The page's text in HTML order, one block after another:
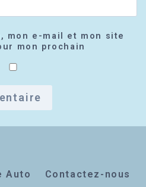
mon e-mail et mon site
mon prochain
Auto
Contactez-nous